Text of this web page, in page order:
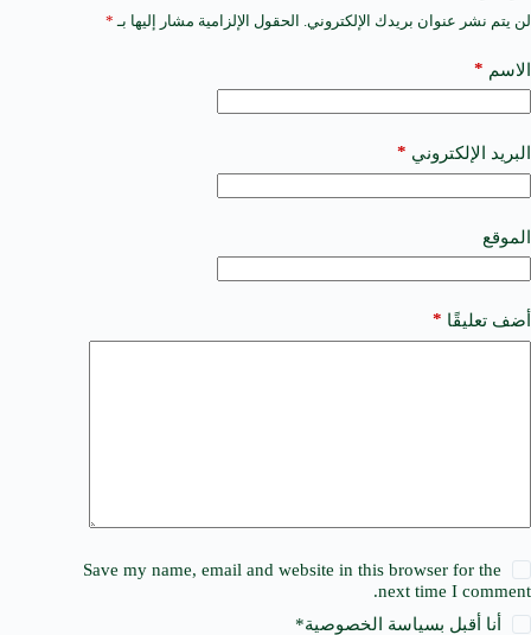
لن يتم نشر عنوان بريدك الإلكتروني. الحقول الإلزامية مشار إليها بـ *
الاسم *
البريد الإلكتروني *
الموقع
أضف تعليقًا *
Save my name, email and website in this browser for the
next time I comment.
أنا أقبل بسياسة الخصوصية*
A
t
e
a
t
i
e
: